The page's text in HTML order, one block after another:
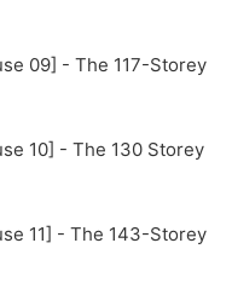
09] - The 117-Storey
10] - The 130 Storey
11] - The 143-Storey